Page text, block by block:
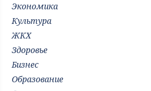
Экономика
Культура
ЖКХ
Здоровье
Бизнес
Образование